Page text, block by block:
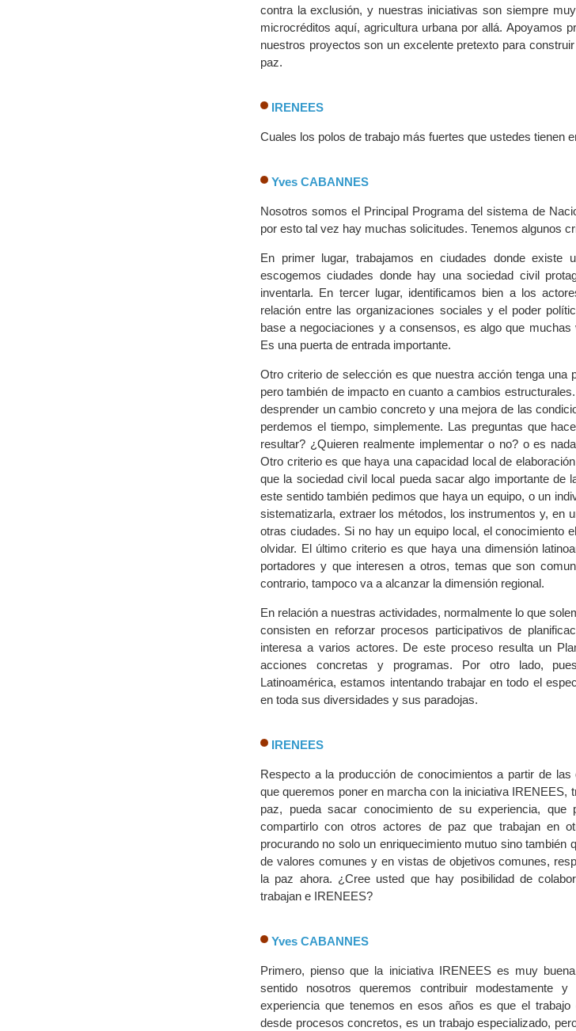
contra la exclusión, y nuestras iniciativas son siempre
microcréditos aquí, agricultura urbana por allá. Apoyamos
nuestros proyectos son un excelente pretexto para
paz.
IRENEES
Cuales los polos de trabajo más fuertes que ustedes tienen
Yves CABANNES
Nosotros somos el Principal Programa del sistema de
por esto tal vez hay muchas solicitudes. Tenemos algunos
En primer lugar, trabajamos en ciudades donde existe
escogemos ciudades donde hay una sociedad civil
inventarla. En tercer lugar, identificamos bien a los
relación entre las organizaciones sociales y el poder
base a negociaciones y a consensos, es algo que
Es una puerta de entrada importante.
Otro criterio de selección es que nuestra acción tenga una
pero también de impacto en cuanto a cambios
desprender un cambio concreto y una mejora de las
perdemos el tiempo, simplemente. Las preguntas que
resultar? ¿Quieren realmente implementar o no? o es
Otro criterio es que haya una capacidad local de
que la sociedad civil local pueda sacar algo importante de
este sentido también pedimos que haya un equipo, o un
sistematizarla, extraer los métodos, los instrumentos y, en
otras ciudades. Si no hay un equipo local, el conocimiento
olvidar. El último criterio es que haya una dimensión
portadores y que interesen a otros, temas que son
contrario, tampoco va a alcanzar la dimensión regional.
En relación a nuestras actividades, normalmente lo que
consisten en reforzar procesos participativos de
interesa a varios actores. De este proceso resulta un
acciones concretas y programas. Por otro lado,
Latinoamérica, estamos intentando trabajar en todo el
en toda sus diversidades y sus paradojas.
IRENEES
Respecto a la producción de conocimientos a partir de
que queremos poner en marcha con la iniciativa IRENEES,
paz, pueda sacar conocimiento de su experiencia, que
compartirlo con otros actores de paz que trabajan en
procurando no solo un enriquecimiento mutuo sino también
de valores comunes y en vistas de objetivos comunes,
la paz ahora. ¿Cree usted que hay posibilidad de
trabajan e IRENEES?
Yves CABANNES
Primero, pienso que la iniciativa IRENEES es muy
sentido nosotros queremos contribuir modestamente y
experiencia que tenemos en esos años es que el trabajo
desde procesos concretos, es un trabajo especializado,